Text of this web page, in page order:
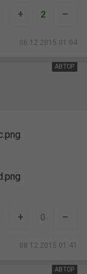
06.12.2015 01:04
+ 2 –
АВТОР
08.12.2015 01:41
+ 0 –
АВТОР